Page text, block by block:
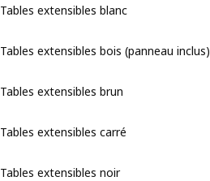
Tables extensibles blanc
Tables extensibles bois (panneau inclus)
Tables extensibles brun
Tables extensibles carré
Tables extensibles noir